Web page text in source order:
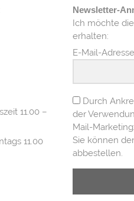
11.00 –
11.00
Newsletter-
Ich möchte
erhalten:
E-Mail-Adresse
Durch
der
Mail-
Sie können
abbestellen.